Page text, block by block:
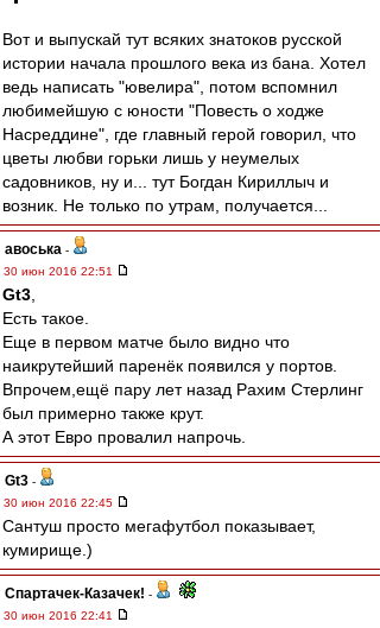
Вот и выпускай тут всяких знатоков русской
истории начала прошлого века из бана. Хотел
ведь написать "ювелира", потом вспомнил
любимейшую с юности "Повесть о ходже
Насреддине", где главный герой говорил, что
цветы любви горьки лишь у неумелых
садовников, ну и... тут Богдан Кириллыч и
возник. Не только по утрам, получается...
авоська -
30 июн 2016 22:51
Gt3
Есть такое.
Еще в первом матче было видно что
наикрутейший паренёк появился у портов.
Впрочем,ещё пару лет назад Рахим Стерлинг
был примерно также крут.
А этот Евро провалил напрочь.
Gt3 -
30 июн 2016 22:45
Сантуш просто мегафутбол показывает,
кумирище.)
Спартачек-Казачек! -
30 июн 2016 22:41